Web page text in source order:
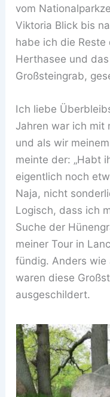
vom
Viktoria Blick bis
habe ich die
Herthasee und
Großsteingrab,
Ich liebe
Jahren war ich mit
und als wir
meinte der: „Habt
eigentlich noch
Naja, nicht
Logisch, dass ich
Suche der
meiner Tour in
fündig. Anders wie
waren diese
ausgeschildert.